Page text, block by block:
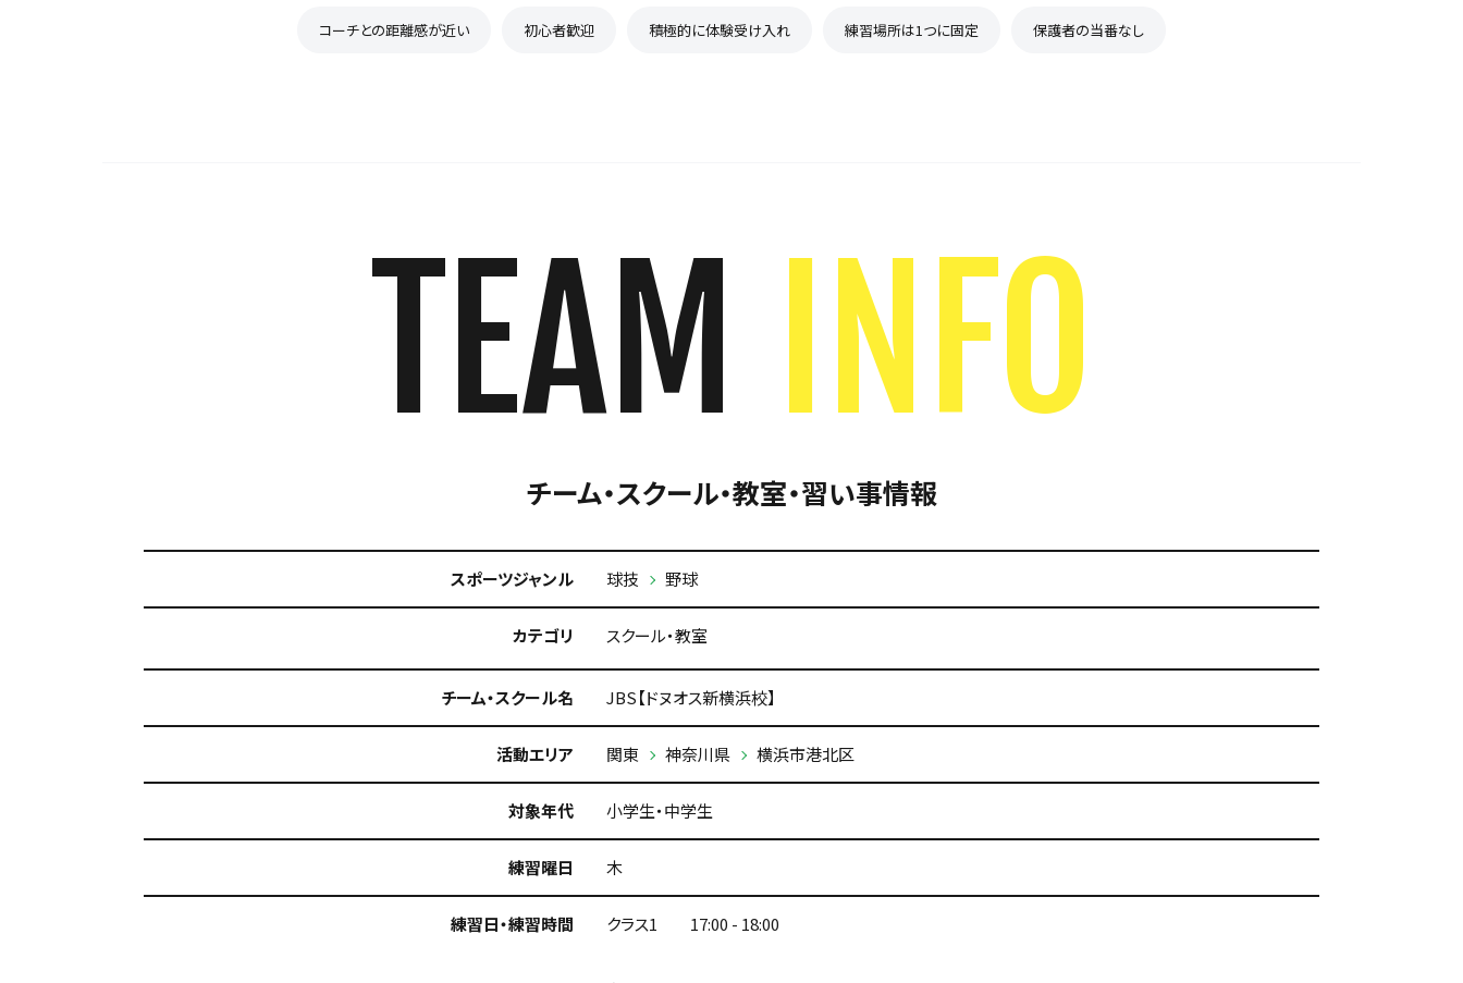
コーチとの距離感が近い 初心者歓迎 積極的に体験受け入れ 練習場所は1つに固定 保護者の当番なし
TEAM INFO
チーム・スクール・教室・習い事情報
スポーツジャンル 球技 野球
カテゴリ スクール・教室
チーム・スクール名 JBS【ドヌオス新横浜校】
活動エリア 関東 神奈川県 横浜市港北区
対象年代 小学生・中学生
練習曜日 木
練習日・練習時間 クラス1 17:00 - 18:00